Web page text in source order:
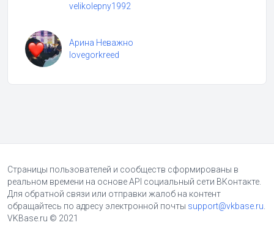
velikolepny1992
Арина Неважно
lovegorkreed
Страницы пользователей и сообществ сформированы в
реальном времени на основе API социальный сети ВКонтакте.
Для обратной связи или отправки жалоб на контент
обращайтесь по адресу электронной почты support@vkbase.ru.
VKBase.ru © 2021